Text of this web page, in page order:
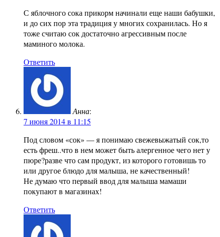
С яблочного сока прикорм начинали еще наши бабушки,
и до сих пор эта традиция у многих сохранилась. Но я
тоже считаю сок достаточно агрессивным после
маминого молока.
Ответить
Анна:
7 июня 2014 в 11:15
Под словом «сок» — я понимаю свежевыжатый сок,то
есть фреш..что в нем может быть алергенное чего нет у
пюре?разве что сам продукт, из которого готовишь то
или другое блюдо для малыша, не качественный!
Не думаю что первый ввод для малыша мамаши
покупают в магазинах!
Ответить